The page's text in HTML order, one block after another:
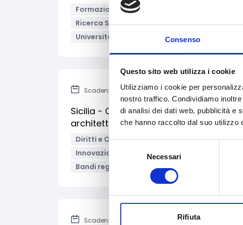
Consenso
Questo sito web utilizza i cookie
Utilizziamo i cookie per
nostro traffico. Condividiamo
di analisi dei dati web, pubblicità e
che hanno raccolto dal suo utilizzo
del
Necessari
Rifiuta
Formazione e lavoro
Ricerca Scientifica
Salute e medicina
Università/Centri di ricerca
Bandi nazionali /
Scadenza: 30 novembre 2023
Sicilia - Contributi per la
architettoniche (P.E.B.A.)
Diritti e Cittadinanza
Inclusione Sociale e
Innovazione tecnologica, digitalizzazione, ICT
Bandi regionali / locali
Scadenza: 12 dicembre 2023